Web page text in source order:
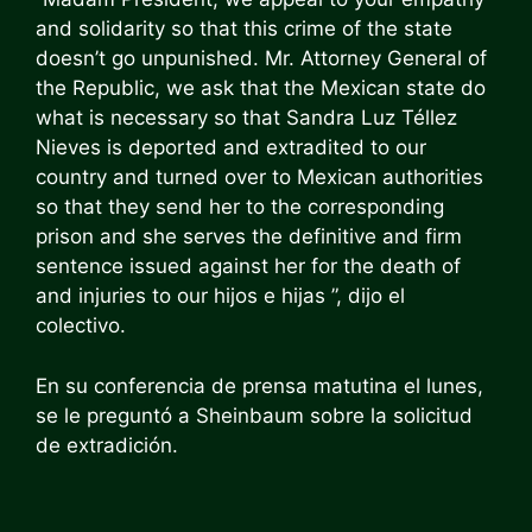
and solidarity so that this crime of the state
doesn’t go unpunished. Mr. Attorney General of
the Republic, we ask that the Mexican state do
what is necessary so that Sandra Luz Téllez
Nieves is deported and extradited to our
country and turned over to Mexican authorities
so that they send her to the corresponding
prison and she serves the definitive and firm
sentence issued against her for the death of
and injuries to our hijos e hijas ”, dijo el
colectivo.
En su conferencia de prensa matutina el lunes,
se le preguntó a Sheinbaum sobre la solicitud
de extradición.